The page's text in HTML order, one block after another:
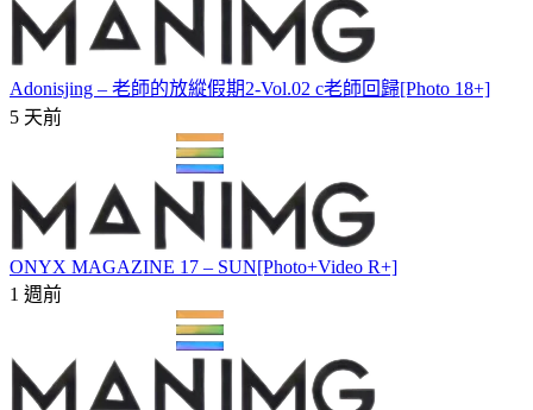
Adonisjing – 老師的放縱假期2-Vol.02 c老師回歸[Photo 18+]
5 天前
ONYX MAGAZINE 17 – SUN[Photo+Video R+]
1 週前